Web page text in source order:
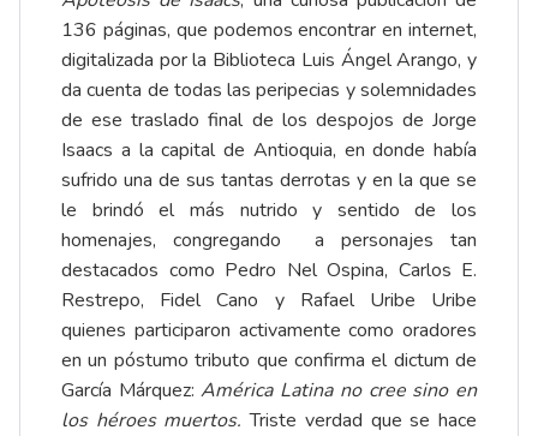
136 páginas, que podemos encontrar en internet,
digitalizada por la Biblioteca Luis Ángel Arango, y
da cuenta de todas las peripecias y solemnidades
de ese traslado final de los despojos de Jorge
Isaacs a la capital de Antioquia, en donde había
sufrido una de sus tantas derrotas y en la que se
le brindó el más nutrido y sentido de los
homenajes, congregando a personajes tan
destacados como Pedro Nel Ospina, Carlos E.
Restrepo, Fidel Cano y Rafael Uribe Uribe
quienes participaron activamente como oradores
en un póstumo tributo que confirma el dictum de
García Márquez:América Latina no cree sino en
los héroes muertos.Triste verdad que se hace